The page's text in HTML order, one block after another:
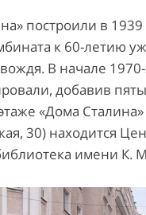
построили в 1939
к 60-летию
вождя. В начале
добавив
«Дома
30) находится
имени К.